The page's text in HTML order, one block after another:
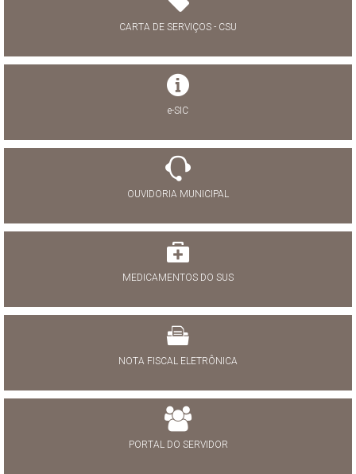
CARTA DE SERVIÇOS - CSU
e-SIC
OUVIDORIA MUNICIPAL
MEDICAMENTOS DO SUS
NOTA FISCAL ELETRÔNICA
PORTAL DO SERVIDOR